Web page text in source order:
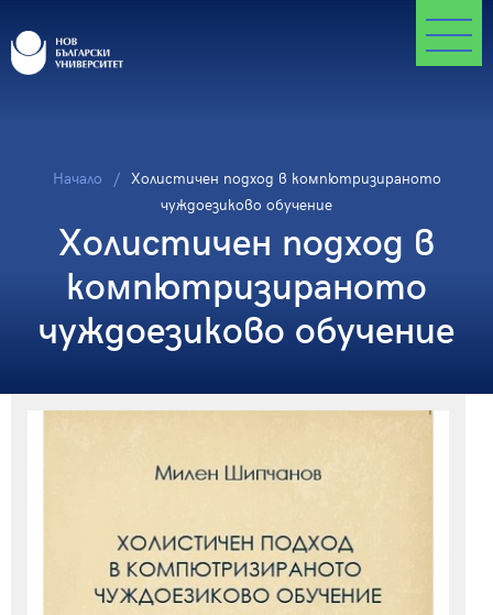
Начало
Холистичен подход в компютризираното
чуждоезиково обучение
Холистичен подход в
компютризираното
чуждоезиково обучение